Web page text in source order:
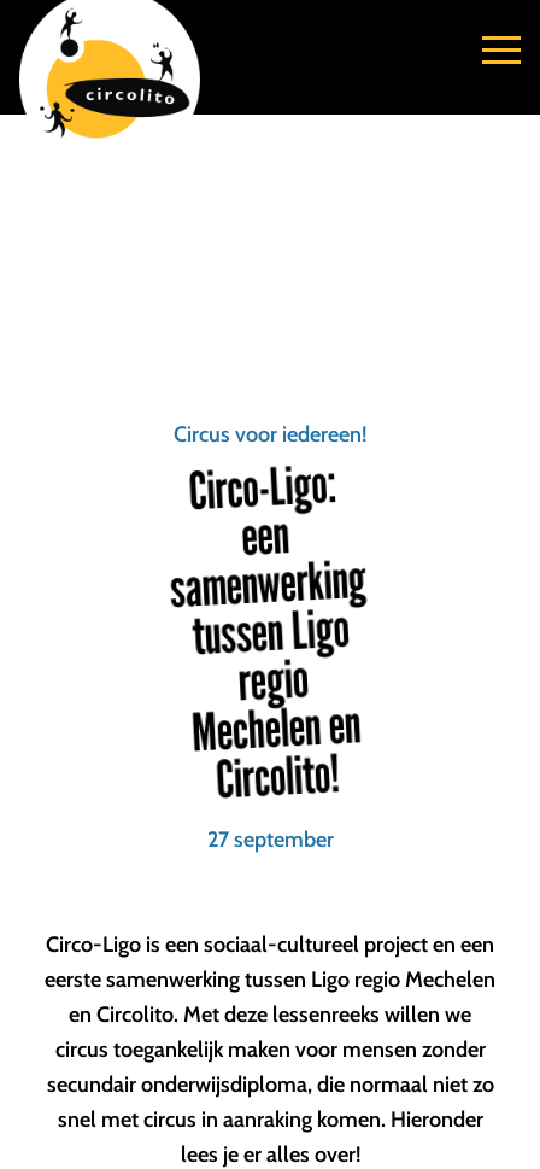
Circus voor iedereen!
Circo-Ligo:
een
samenwerking
tussen Ligo
regio
Mechelen en
Circolito!
27 september
Circo-Ligo is een sociaal-cultureel project en een
eerste samenwerking tussen Ligo regio Mechelen
en Circolito. Met deze lessenreeks willen we
circus toegankelijk maken voor mensen zonder
secundair onderwijsdiploma, die normaal niet zo
snel met circus in aanraking komen. Hieronder
lees je er alles over!